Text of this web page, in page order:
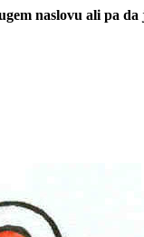
naslovu ali pa